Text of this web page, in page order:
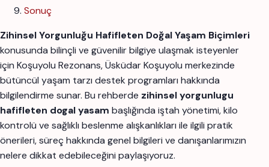
Sonuç
Zihinsel Yorgunluğu Hafifleten Doğal Yaşam Biçimleri
konusunda bilinçli ve güvenilir bilgiye ulaşmak isteyenler
için Koşuyolu Rezonans, Üsküdar Koşuyolu merkezinde
bütüncül yaşam tarzı destek programları hakkında
bilgilendirme sunar. Bu rehberde zihinsel yorgunlugu
hafifleten dogal yasam başlığında iştah yönetimi, kilo
kontrolü ve sağlıklı beslenme alışkanlıkları ile ilgili pratik
önerileri, süreç hakkında genel bilgileri ve danışanlarımızın
nelere dikkat edebileceğini paylaşıyoruz.